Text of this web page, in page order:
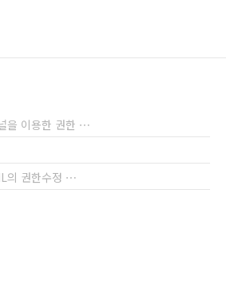
을 이용한 권한 ⋯
의 권한수정 ⋯